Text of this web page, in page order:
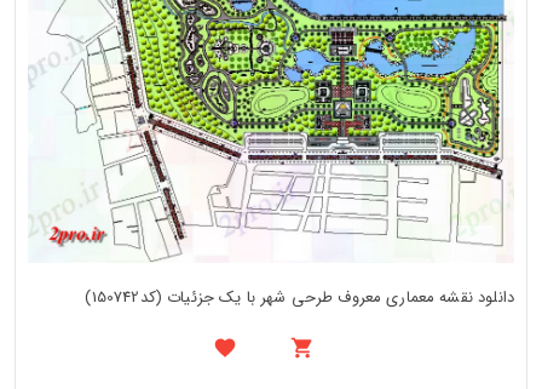
دانلود نقشه معماری معروف طرحی شهر با یک جزئیات (کد150742)